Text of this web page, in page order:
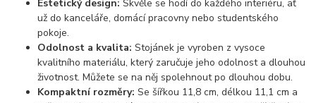
Estetický design: Skvěle se hodí do každého interiéru, ať
už do kanceláře, domácí pracovny nebo studentského
pokoje.
Odolnost a kvalita: Stojánek je vyroben z vysoce
kvalitního materiálu, který zaručuje jeho odolnost a dlouhou
životnost. Můžete se na něj spolehnout po dlouhou dobu.
Kompaktní rozměry: Se šířkou 11,8 cm, délkou 11,1 cm a